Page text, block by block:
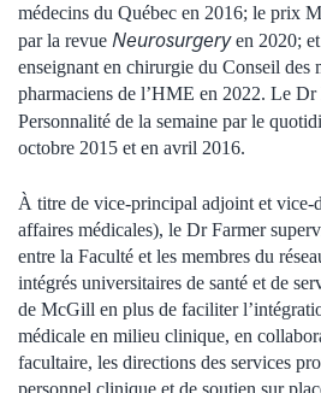
médecins du Québec en 2016; le prix
par la revue Neurosurgeryen 2020;
enseignant en chirurgie du Conseil des
pharmaciens de l’HME en 2022. Le Dr
Personnalité de la semaine par le
octobre 2015 et en avril 2016.
À titre de vice-principal adjoint et vice-
affaires médicales), le Dr Farmer
entre la Faculté et les membres du
intégrés universitaires de santé et de
de McGill en plus de faciliter
médicale en milieu clinique, en
facultaire, les directions des services
personnel clinique et de soutien sur